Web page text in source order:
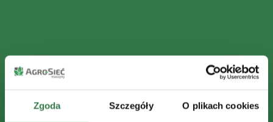
Zgoda Szczegóły O plikach cookies